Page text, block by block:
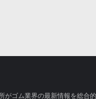
がゴム業界の最新情報を総合